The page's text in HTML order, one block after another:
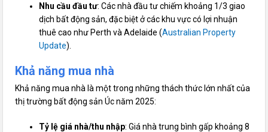
Nhu cầu đầu tư: Các nhà đầu tư chiếm khoảng 1/3 giao
dịch bất động sản, đặc biệt ở các khu vực có lợi nhuận
thuê cao như Perth và Adelaide (Australian Property
Update).
Khả năng mua nhà
Khả năng mua nhà là một trong những thách thức lớn nhất của
thị trường bất động sản Úc năm 2025:
Tỷ lệ giá nhà/thu nhập: Giá nhà trung bình gấp khoảng 8